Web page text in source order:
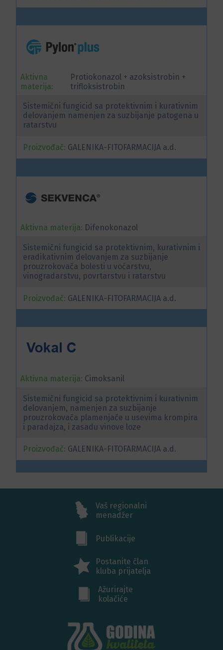
Aktivna
materija:
Protiokonazol + azoksistrobin +
trifloksistrobin
Sistemični fungicid sa protektivnim i kurativnim
delovanjem namenjen za suzbijanje patogena u
ratarstvu
Proizvođač: GALENIKA-FITOFARMACIJA a.d.
Aktivna materija: Difenokonazol
Sistemični fungicid sa protektivnim, kurativnim i
eradikativnim delovanjem za suzbijanje
prouzrokovača bolesti u voćarstvu,
vinogradarstvu, povrtarstvu i ratarstvu
Proizvođač: GALENIKA-FITOFARMACIJA a.d.
Aktivna materija: Cimoksanil
Sistemični fungicid sa protektivnim i kurativnim
delovanjem, namenjen za suzbijanje
prouzrokovača plamenjače u usevima krompira
i paradajza, i zasadu vinove loze
Proizvođač: GALENIKA-FITOFARMACIJA a.d.
Vaš regionalni
menadžer
Publikacije
Postanite član
kluba prijatelja
Ažurirajte
kolačiće